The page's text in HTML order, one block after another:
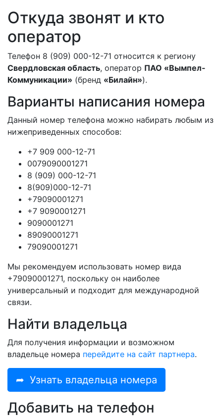
Откуда звонят и кто
оператор
Телефон 8 (909) 000-12-71 относится к региону
Свердловская область, оператор ПАО «Вымпел-
Коммуникации» (бренд «Билайн»).
Варианты написания номера
Данный номер телефона можно набирать любым из
нижеприведенных способов:
+7 909 000-12-71
0079090001271
8 (909) 000-12-71
8(909)000-12-71
+79090001271
+7 9090001271
9090001271
89090001271
79090001271
Мы рекомендуем использовать номер вида
+79090001271, поскольку он наиболее
универсальный и подходит для международной
связи.
Найти владельца
Для получения информации и возможном
владельце номера перейдите на сайт партнера.
➦ Узнать владельца номера
Добавить на телефон